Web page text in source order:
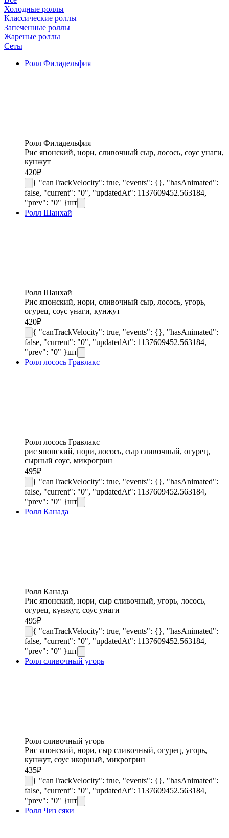
Холодные роллы
Классические роллы
Запеченные роллы
Жареные роллы
Сеты
Ролл Филадельфия
Ролл Филадельфия
Рис японский, нори, сливочный сыр, лосось, соус унаги,
кунжут
420₽
{ "canTrackVelocity": true, "events": {}, "hasAnimated":
false, "current": "0", "updatedAt": 1137609452.563184,
"prev": "0" }шт
Ролл Шанхай
Ролл Шанхай
Рис японский, нори, сливочный сыр, лосось, угорь,
огурец, соус унаги, кунжут
420₽
{ "canTrackVelocity": true, "events": {}, "hasAnimated":
false, "current": "0", "updatedAt": 1137609452.563184,
"prev": "0" }шт
Ролл лосось Гравлакс
Ролл лосось Гравлакс
рис японский, нори, лосось, сыр сливочный, огурец,
сырный соус, микрогрин
495₽
{ "canTrackVelocity": true, "events": {}, "hasAnimated":
false, "current": "0", "updatedAt": 1137609452.563184,
"prev": "0" }шт
Ролл Канада
Ролл Канада
Рис японский, нори, сыр сливочный, угорь, лосось,
огурец, кунжут, соус унаги
495₽
{ "canTrackVelocity": true, "events": {}, "hasAnimated":
false, "current": "0", "updatedAt": 1137609452.563184,
"prev": "0" }шт
Ролл сливочный угорь
Ролл сливочный угорь
Рис японский, нори, сыр сливочный, огурец, угорь,
кунжут, соус икорный, микрогрин
435₽
{ "canTrackVelocity": true, "events": {}, "hasAnimated":
false, "current": "0", "updatedAt": 1137609452.563184,
"prev": "0" }шт
Ролл Чиз сяки